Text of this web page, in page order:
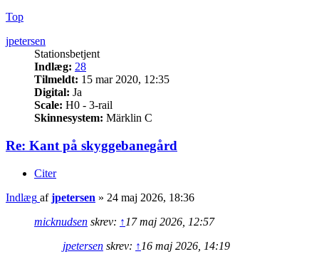
Top
jpetersen
Stationsbetjent
Indlæg: 28
Tilmeldt: 15 mar 2020, 12:35
Digital: Ja
Scale: H0 - 3-rail
Skinnesystem: Märklin C
Re: Kant på skyggebanegård
Citer
Indlæg afjpetersen » 24 maj 2026, 18:36
micknudsen skrev: ↑ 17 maj 2026, 12:57
jpetersen skrev: ↑ 16 maj 2026, 14:19